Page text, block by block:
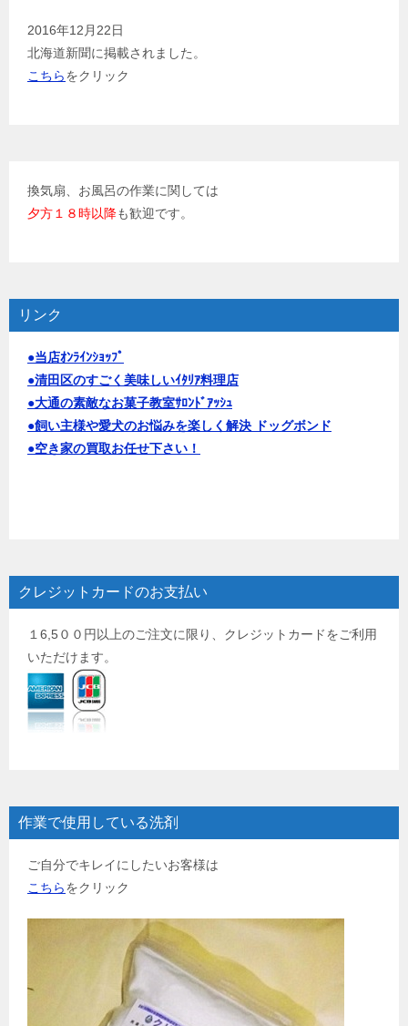
2016年12月22日
北海道新聞に掲載されました。
こちらをクリック
換気扇、お風呂の作業に関しては
夕方１８時以降も歓迎です。
リンク
●当店ｵﾝﾗｲﾝｼｮｯﾌﾟ
●清田区のすごく美味しいｲﾀﾘｱ料理店
●大通の素敵なお菓子教室ｻﾛﾝﾄﾞｱｯｼｭ
●飼い主様や愛犬のお悩みを楽しく解決 ドッグボンド
●空き家の買取お任せ下さい！
クレジットカードのお支払い
１6,5００円以上のご注文に限り、クレジットカードをご利用
いただけます。
作業で使用している洗剤
ご自分でキレイにしたいお客様は
こちらをクリック